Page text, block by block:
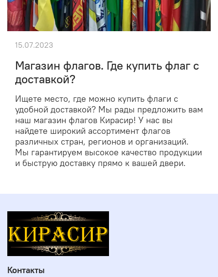
Магазин флагов. Где купить флаг с
доставкой?
Ищете место, где можно купить флаги с
удобной доставкой? Мы рады предложить вам
наш магазин флагов Кирасир! У нас вы
найдете широкий ассортимент флагов
различных стран, регионов и организаций.
Мы гарантируем высокое качество продукции
и быструю доставку прямо к вашей двери.
15.07.2023
Контакты